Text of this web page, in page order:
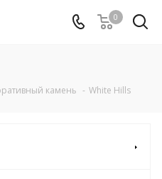
0
камень - White Hills